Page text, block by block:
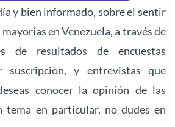
y bien informado, sobre el sentir
en Venezuela, a través de
de resultados de encuestas
suscripción, y entrevistas que
conocer la opinión de las
tema en particular, no dudes en